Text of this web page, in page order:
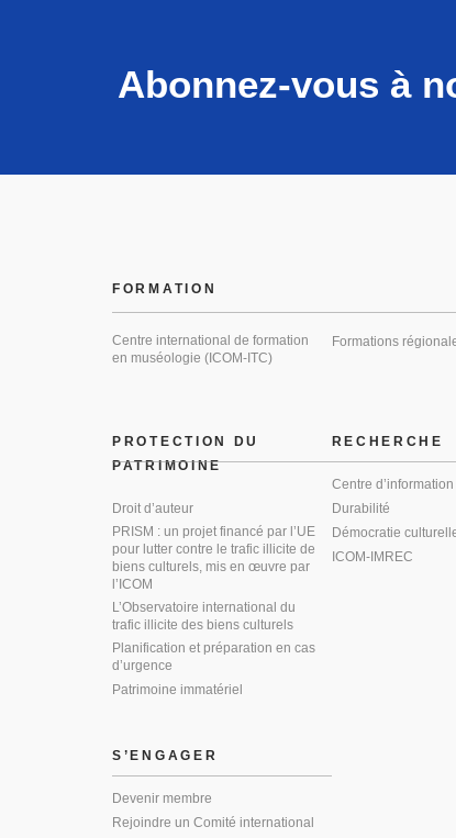
Abonnez-vous à
PROTECTION DU
PATRIMOINE
Droit d’auteur
PRISM : un projet financé par l’UE
pour lutter contre le trafic illicite de
biens culturels, mis en œuvre par
l’ICOM
L’Observatoire international du
trafic illicite des biens culturels
Planification et préparation en cas
d’urgence
Patrimoine immatériel
FORMATION
Centre international de formation
en muséologie (ICOM-ITC)
Formations
RECHERCHE
Centre d’information
Durabilité
Démocratie
ICOM-IMREC
S’ENGAGER
Devenir membre
Rejoindre un Comité international